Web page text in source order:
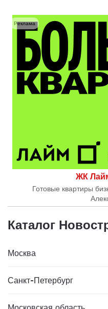
ЖК
Готовые квартиры
Реклама
Каталог
Москва
Санкт-Петербург